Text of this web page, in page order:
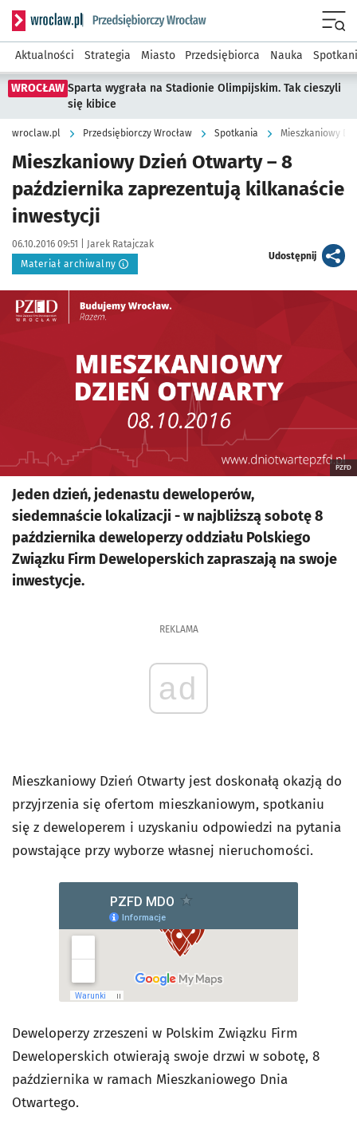
Serwis informacyjny wroclaw.pl podserwis: Strategia
Aktualności Strategia Miasto Przedsiębiorca Nauka
WROCŁAW Sparta wygrała na Stadionie Olimpijskim. Tak cieszyli
się kibice
wroclaw.pl Przedsiębiorczy Wrocław Spotkania Mieszkaniowy
Mieszkaniowy Dzień Otwarty – 8
października zaprezentują kilkanaście
inwestycji
Data publikacji:
06.10.2016 09:51 | Autor:
Jarek Ratajczak
Materiał archiwalny
Udostępnijartykuł
Kliknij, aby powiększyć
PZFD
Jeden dzień, jedenastu deweloperów,
siedemnaście lokalizacji - w najbliższą sobotę 8
października deweloperzy oddziału Polskiego
Związku Firm Deweloperskich zapraszają na swoje
inwestycje.
REKLAMA
ad
Mieszkaniowy Dzień Otwarty jest doskonałą okazją do
przyjrzenia się ofertom mieszkaniowym, spotkaniu
się z deweloperem i uzyskaniu odpowiedzi na pytania
powstające przy wyborze własnej nieruchomości.
Deweloperzy zrzeszeni w Polskim Związku Firm
Deweloperskich otwierają swoje drzwi w sobotę, 8
października w ramach Mieszkaniowego Dnia
Otwartego.